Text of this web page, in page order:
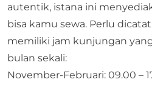
autentik, istana ini
bisa kamu sewa. Perlu
memiliki jam kunjungan
bulan sekali:
November-Februari: 09.00 –